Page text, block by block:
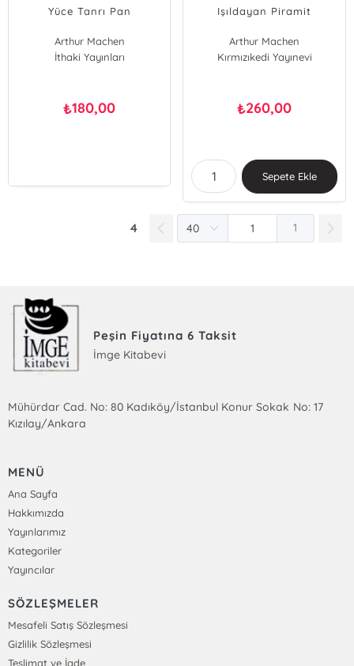
Yüce Tanrı Pan
Arthur Machen
İthaki Yayınları
₺180,00
Işıldayan Piramit
Arthur Machen
Kırmızıkedi Yayınevi
₺260,00
Sepete Ekle
4 1
Peşin Fiyatına 6 Taksit
İmge Kitabevi
Mühürdar Cad. No: 80 Kadıköy/İstanbul Konur Sokak No: 17
Kızılay/Ankara
MENÜ
Ana Sayfa
Hakkımızda
Yayınlarımız
Kategoriler
Yayıncılar
SÖZLEŞMELER
Mesafeli Satış Sözleşmesi
Gizlilik Sözleşmesi
Teslimat ve İade